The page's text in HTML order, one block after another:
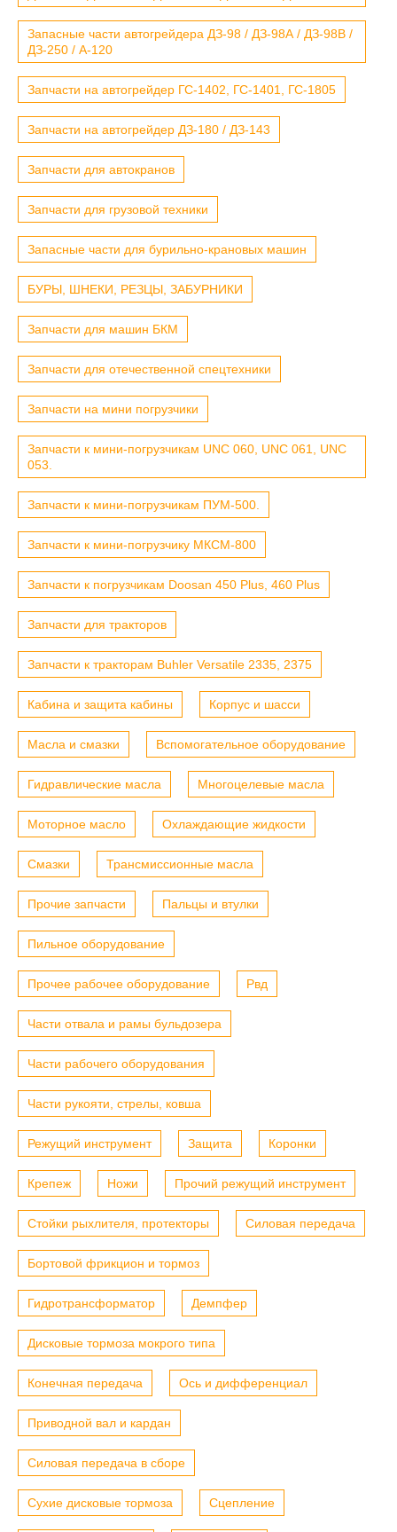
Запасные части автогрейдера ДЗ-98 / ДЗ-98А / ДЗ-98В /
ДЗ-250 / А-120
Запчасти на автогрейдер ГС-1402, ГС-1401, ГС-1805
Запчасти на автогрейдер ДЗ-180 / ДЗ-143
Запчасти для автокранов
Запчасти для грузовой техники
Запасные части для бурильно-крановых машин
БУРЫ, ШНЕКИ, РЕЗЦЫ, ЗАБУРНИКИ
Запчасти для машин БКМ
Запчасти для отечественной спецтехники
Запчасти на мини погрузчики
Запчасти к мини-погрузчикам UNC 060, UNC 061, UNC
053.
Запчасти к мини-погрузчикам ПУМ-500.
Запчасти к мини-погрузчику МКСМ-800
Запчасти к погрузчикам Doosan 450 Plus, 460 Plus
Запчасти для тракторов
Запчасти к тракторам Buhler Versatile 2335, 2375
Кабина и защита кабины Корпус и шасси
Масла и смазки Вспомогательное оборудование
Гидравлические масла Многоцелевые масла
Моторное масло Охлаждающие жидкости
Смазки Трансмиссионные масла
Прочие запчасти Пальцы и втулки
Пильное оборудование
Прочее рабочее оборудование Рвд
Части отвала и рамы бульдозера
Части рабочего оборудования
Части рукояти, стрелы, ковша
Режущий инструмент Защита Коронки
Крепеж Ножи Прочий режущий инструмент
Стойки рыхлителя, протекторы Силовая передача
Бортовой фрикцион и тормоз
Гидротрансформатор Демпфер
Дисковые тормоза мокрого типа
Конечная передача Ось и дифференциал
Приводной вал и кардан
Силовая передача в сборе
Сухие дисковые тормоза Сцепление